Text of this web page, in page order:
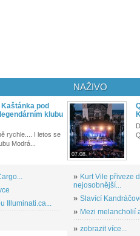
pod
klubu
rychle.... I letos se
Modrá...
Illuminati.ca...
NAŽIVO
07.08.
» Kurt Vile přiveze
nejosobnější...
» Slavící
» Mezi melancholií
» zobrazit více...